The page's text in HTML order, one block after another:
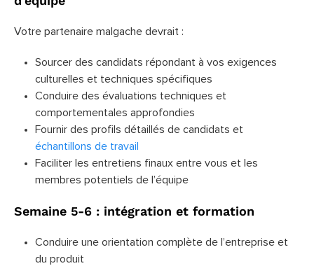
Votre partenaire malgache devrait :
Sourcer des candidats répondant à vos exigences
culturelles et techniques spécifiques
Conduire des évaluations techniques et
comportementales approfondies
Fournir des profils détaillés de candidats et
échantillons de travail
Faciliter les entretiens finaux entre vous et les
membres potentiels de l’équipe
Semaine 5-6 : intégration et formation
Conduire une orientation complète de l’entreprise et
du produit